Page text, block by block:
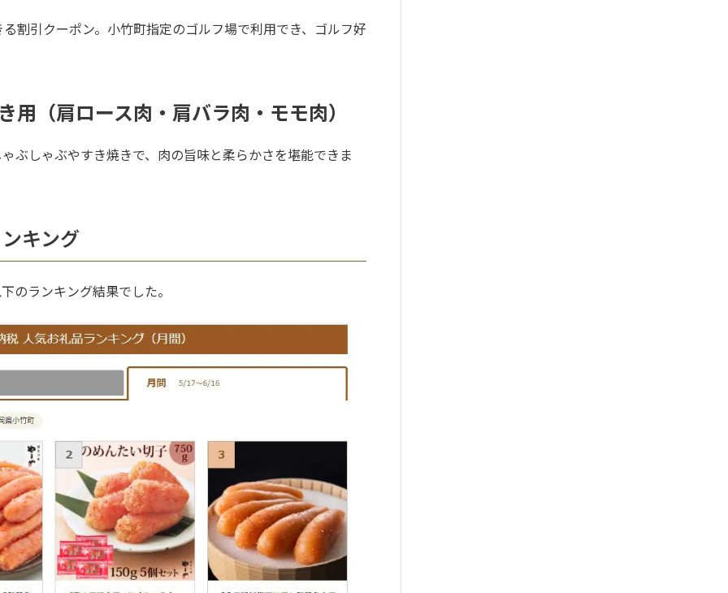
割引クーポン。小竹町指定のゴルフ場で利用でき、ゴルフ好
（肩ロース肉・肩バラ肉・モモ肉）
ぶしゃぶやすき焼きで、肉の旨味と柔らかさを堪能できま
キング
のランキング結果でした。